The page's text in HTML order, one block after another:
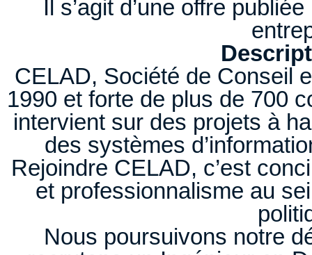
Il s’agit d’une offre
CELAD, Société de Conseil
1990 et forte de plus de 700
intervient sur des projets à
des systèmes
Rejoindre CELAD, c’est
et professionnalisme au
Nous poursuivons notre